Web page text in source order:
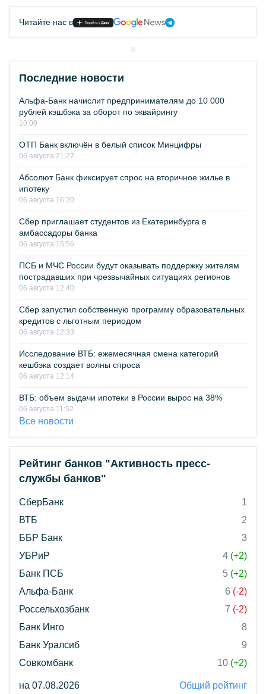
Читайте нас в
Последние новости
Альфа-Банк начислит предпринимателям до 10 000
рублей кэшбэка за оборот по эквайрингу
10:00
ОТП Банк включён в белый список Минцифры
06 августа 21:27
Абсолют Банк фиксирует спрос на вторичное жилье в
ипотеку
06 августа 16:20
Сбер приглашает студентов из Екатеринбурга в
амбассадоры банка
06 августа 15:56
ПСБ и МЧС России будут оказывать поддержку жителям
пострадавших при чрезвычайных ситуациях регионов
06 августа 12:40
Сбер запустил собственную программу образовательных
кредитов с льготным периодом
06 августа 12:33
Исследование ВТБ: ежемесячная смена категорий
кешбэка создает волны спроса
06 августа 12:14
ВТБ: объем выдачи ипотеки в России вырос на 38%
06 августа 11:52
Все новости
Рейтинг банков "Активность пресс-
службы банков"
СберБанк
1
ВТБ
2
ББР Банк
3
УБРиР
4 (+2)
Банк ПСБ
5 (+2)
Альфа-Банк
6 (-2)
Россельхозбанк
7 (-2)
Банк Инго
8
Банк Уралсиб
9
Совкомбанк
10 (+2)
на 07.08.2026 Общий рейтинг